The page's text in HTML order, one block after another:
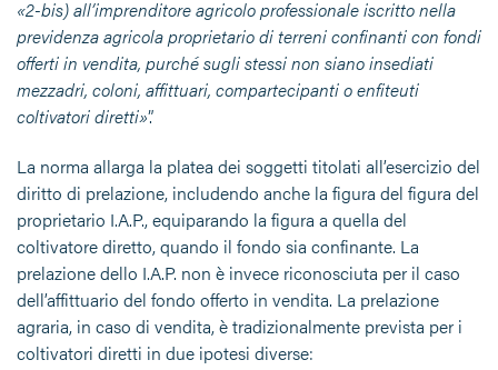
«2-bis) all’imprenditore agricolo professionale iscritto nella
previdenza agricola proprietario di terreni confinanti con fondi
offerti in vendita, purché sugli stessi non siano insediati
mezzadri, coloni, affittuari, compartecipanti o enfiteuti
coltivatori diretti»”.
La norma allarga la platea dei soggetti titolati all’esercizio del
diritto di prelazione, includendo anche la figura del figura del
proprietario I.A.P., equiparando la figura a quella del
coltivatore diretto, quando il fondo sia confinante. La
prelazione dello I.A.P. non è invece riconosciuta per il caso
dell’affittuario del fondo offerto in vendita. La prelazione
agraria, in caso di vendita, è tradizionalmente prevista per i
coltivatori diretti in due ipotesi diverse: